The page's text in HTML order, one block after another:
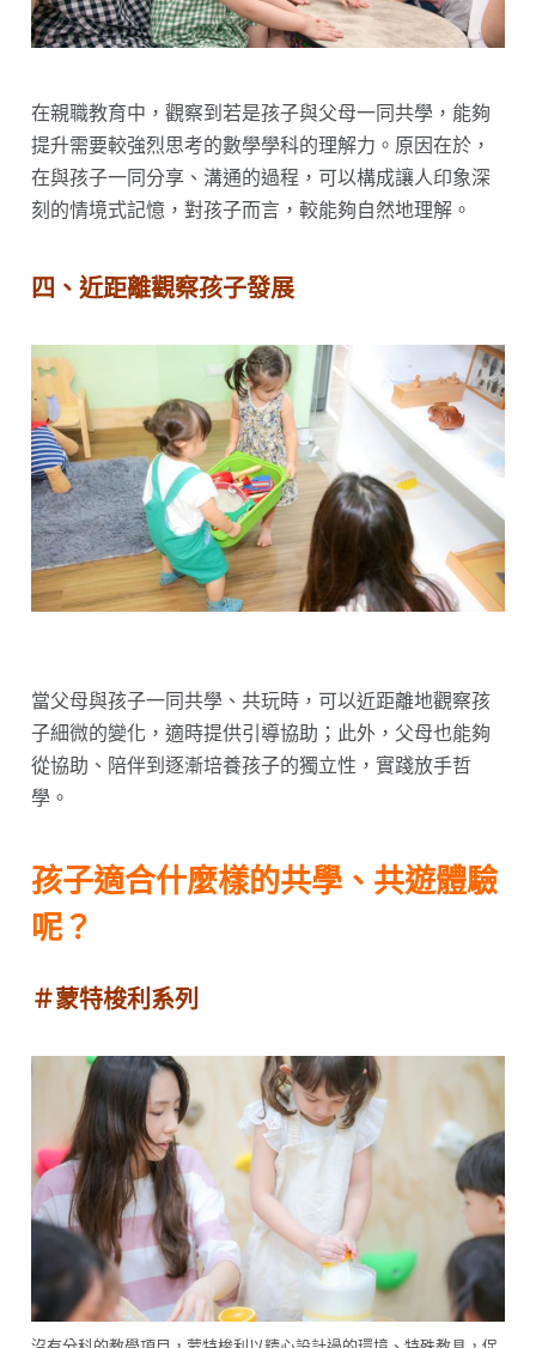
在親職教育中，觀察到若是孩子與父母一同共學，能夠
提升需要較強烈思考的數學學科的理解力。原因在於，
在與孩子一同分享、溝通的過程，可以構成讓人印象深
刻的情境式記憶，對孩子而言，較能夠自然地理解。
四、近距離觀察孩子發展
當父母與孩子一同共學、共玩時，可以近距離地觀察孩
子細微的變化，適時提供引導協助；此外，父母也能夠
從協助、陪伴到逐漸培養孩子的獨立性，實踐放手哲
學。
孩子適合什麼樣的共學、共遊體驗
呢？
＃蒙特梭利系列